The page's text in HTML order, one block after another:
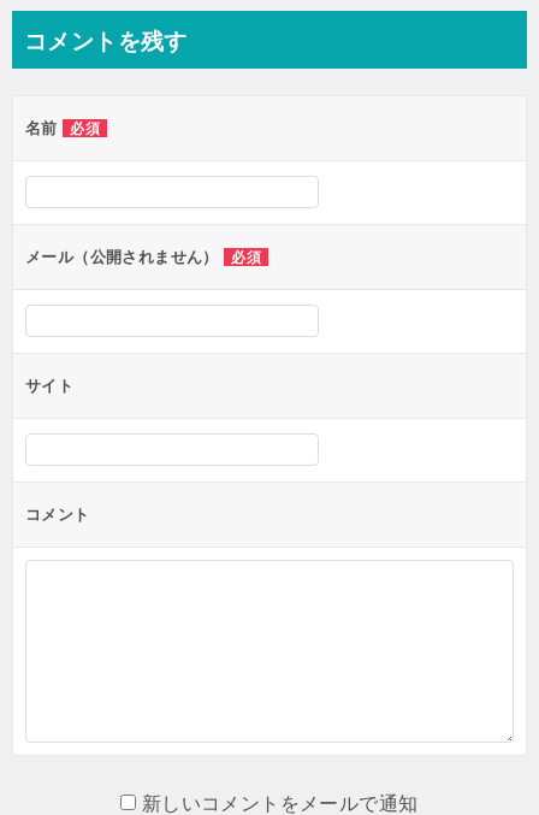
ビ
ー
シ
ョ
ン
コメントを残す
名前 必須
メール（公開されません） 必須
サイト
コメント
新しいコメントをメールで通知